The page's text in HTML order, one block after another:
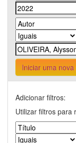
Iniciar uma
Adicionar filtros:
Utilizar filtros para